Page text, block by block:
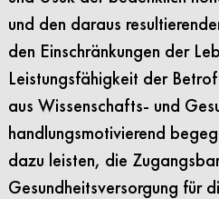
und den daraus
den Einschränkungen der
Leistungsfähigkeit der
aus Wissenschafts- und
handlungsmotivierend
dazu leisten, die
Gesundheitsversorgung für